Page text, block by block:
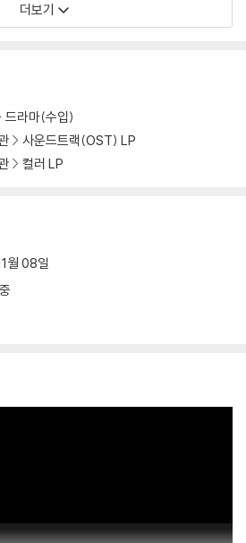
더보기
드라마(수입)
사운드트랙(OST) LP
컬러 LP
월 08일